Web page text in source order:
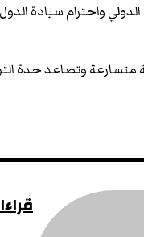
واحترام سيادة
وتصاعد حدة